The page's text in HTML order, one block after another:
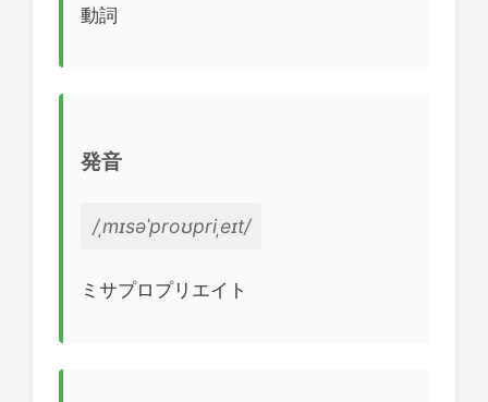
動詞
発音
/ˌmɪsəˈproʊpriˌeɪt/
ミサプロプリエイト